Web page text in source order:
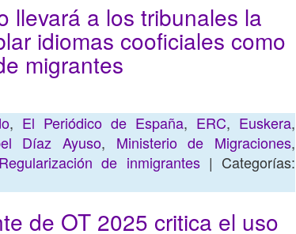
llevará a los tribunales la
idiomas cooficiales como
migrantes
, El Periódico de España, ERC, Euskera,
Díaz Ayuso, Ministerio de Migraciones,
Regularización de inmigrantes| Categorías:
de OT 2025 critica el uso